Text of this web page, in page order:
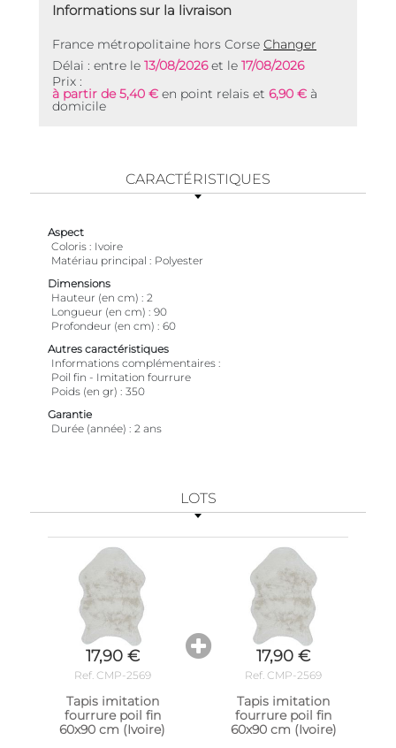
Informations sur la livraison
France métropolitaine hors Corse Changer
Délai : entre le 13/08/2026et le 17/08/2026
Prix :
à partir de 5,40 € en point relais et 6,90 € à
domicile
CARACTÉRISTIQUES
Aspect
Coloris
Ivoire
Matériau principal
Polyester
Dimensions
Hauteur (en cm)
2
Longueur (en cm)
90
Profondeur (en cm)
60
Autres caractéristiques
Informations complémentaires
Poil fin - Imitation fourrure
Poids (en gr)
350
Garantie
Durée (année)
2 ans
LOTS
17,90 €
Ref. CMP-2569
Tapis imitation
fourrure poil fin
60x90 cm (Ivoire)
17,90 €
Ref. CMP-2569
Tapis imitation
fourrure poil fin
60x90 cm (Ivoire)